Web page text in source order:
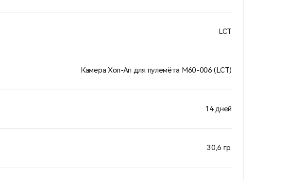
LCT
Камера Хоп-Ап для пулемёта M60-006 (LCT)
14 дней
30,6 гр.